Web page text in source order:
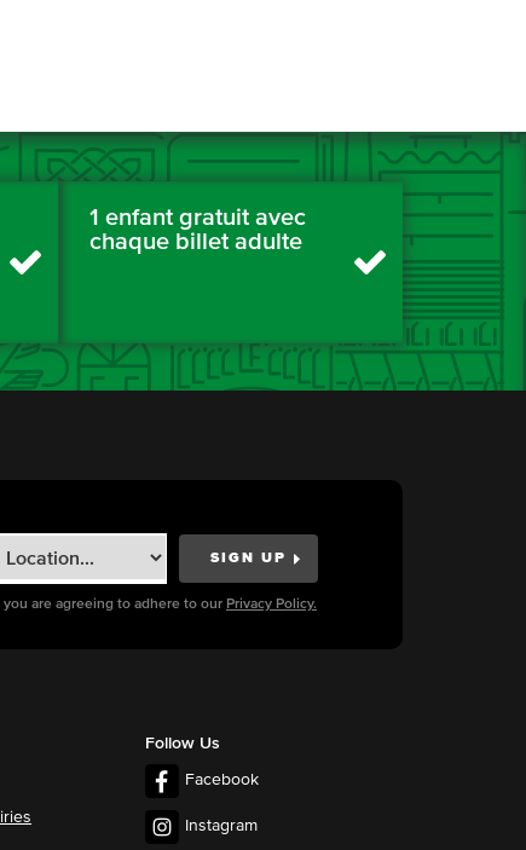
1 enfant gratuit avec
chaque billet adulte
are agreeing to adhere to our Privacy Policy.
Follow Us
Facebook
Instagram